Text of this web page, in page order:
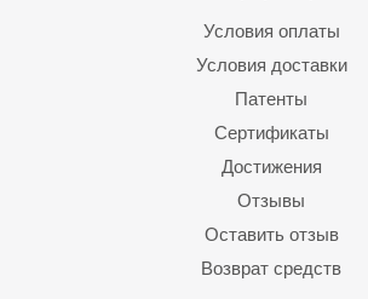
Условия оплаты
Условия доставки
Патенты
Сертификаты
Достижения
Отзывы
Оставить отзыв
Возврат средств